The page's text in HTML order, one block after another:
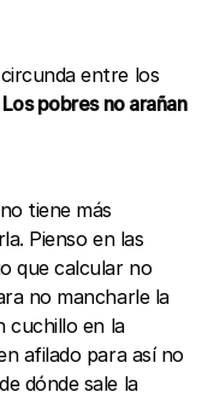
entre los
Los pobres no arañan
tiene más
Pienso en las
que calcular no
no mancharle la
cuchillo en la
afilado para así no
dónde sale la